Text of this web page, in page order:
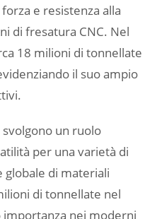
e resistenza alla
di fresatura CNC. Nel
18 milioni di tonnellate
il suo ampio
un ruolo
per una varietà di
globale di materiali
di tonnellate nel
nei moderni